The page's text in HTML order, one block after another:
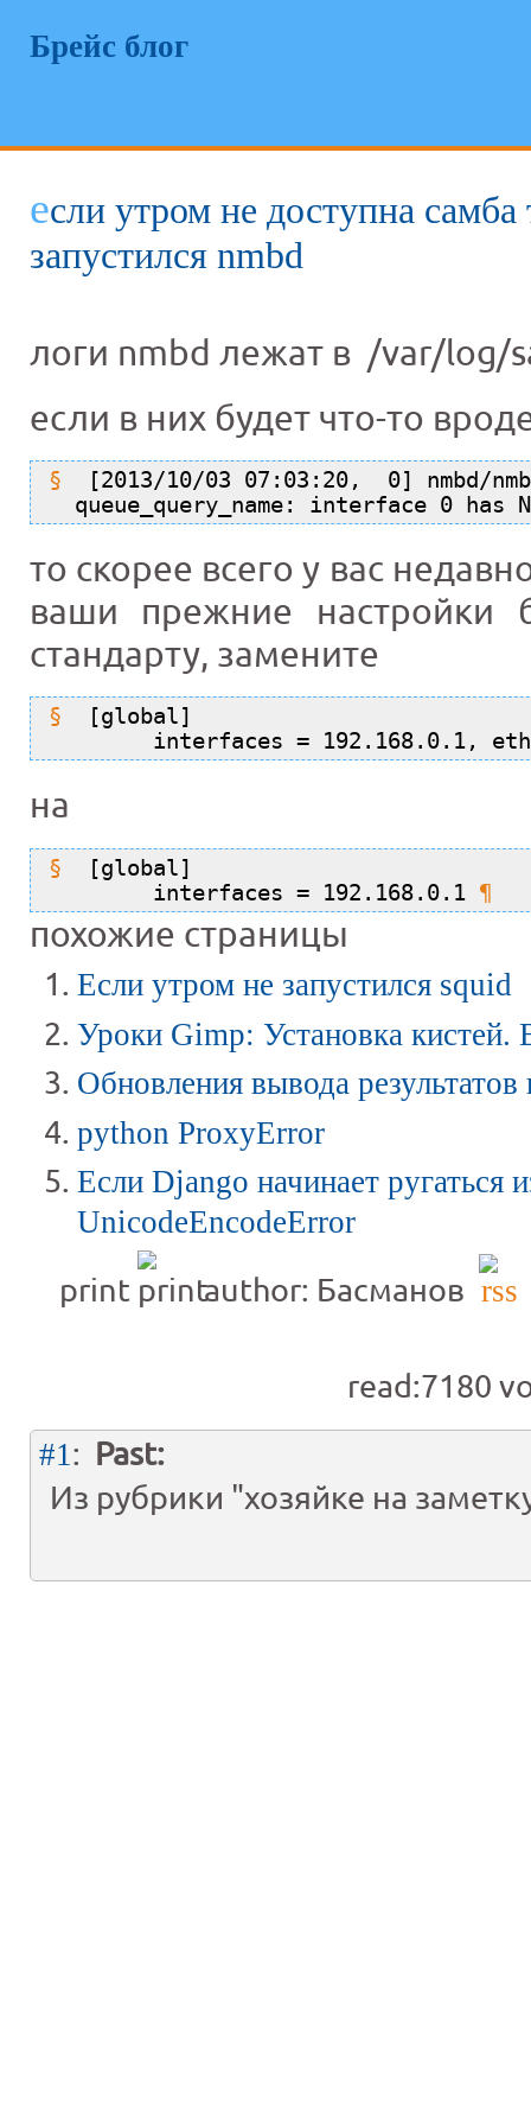
Брейс блог
если утром не доступна самба
запустился nmbd
логи nmbd лежат в /var/log/
если в них будет что-то
[2013/10/03 07:03:20,  0] nmbd/
queue_query_name: interface 0 has
то скорее всего у вас
ваши прежние
стандарту, замените
[global]
interfaces = 192.168.0.1,
на
[global]
interfaces = 192.168.0.1
похожие страницы
Если утром не запустился squid
Уроки Gimp: Установка кистей.
Обновления вывода
python ProxyError
Если Django начинает ругаться
UnicodeEncodeError
print author: Басманов
read:7180
#1: Past:
Из рубрики "хозяйке на